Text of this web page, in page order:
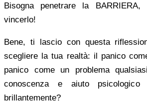
Bisogna penetrare la
vincerlo!
Bene, ti lascio con questa
scegliere la tua realtà: il panico
panico come un problema
conoscenza e aiuto
brillantemente?